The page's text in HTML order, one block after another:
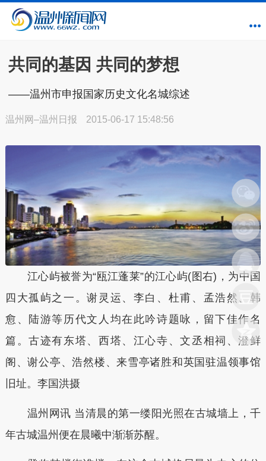
共同的基因 共同的梦想
——温州市申报国家历史文化名城综述
温州网–温州日报 2015-06-17 15:48:56
江心屿被誉为“瓯江蓬莱”的江心屿(图右)，为中国
四大孤屿之一。谢灵运、李白、杜甫、孟浩然、韩
愈、陆游等历代文人均在此吟诗题咏，留下佳作名
篇。古迹有东塔、西塔、江心寺、文丞相祠、澄鲜
阁、谢公亭、浩然楼、来雪亭诸胜和英国驻温领事馆
旧址。李国洪摄
温州网讯 当清晨的第一缕阳光照在古城墙上，千
年古城温州便在晨曦中渐渐苏醒。